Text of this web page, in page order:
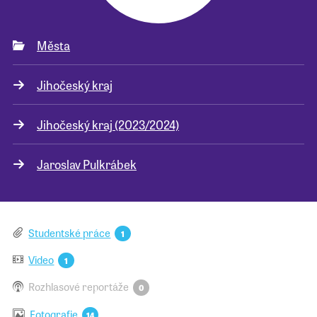
Města
Jihočeský kraj
Jihočeský kraj (2023/2024)
Jaroslav Pulkrábek
Studentské práce 1
Video 1
Rozhlasové reportáže 0
Fotografie 14